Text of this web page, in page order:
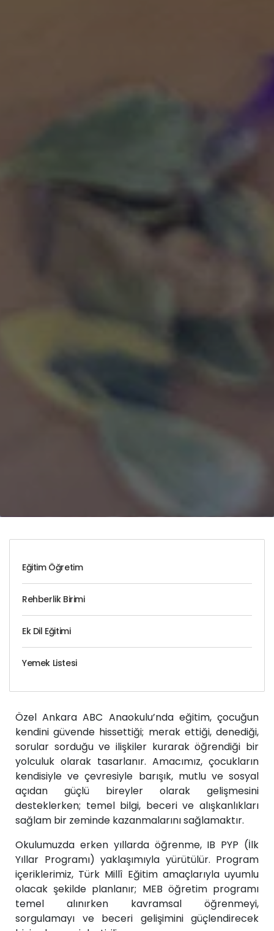
Eğitim Öğretim
Rehberlik Birimi
Ek Dil Eğitimi
Yemek Listesi
Özel Ankara ABC Anaokulu’nda eğitim, çocuğun
kendini güvende hissettiği; merak ettiği, denediği,
sorular sorduğu ve ilişkiler kurarak öğrendiği bir
yolculuk olarak tasarlanır. Amacımız, çocukların
kendisiyle ve çevresiyle barışık, mutlu ve sosyal
açıdan güçlü bireyler olarak gelişmesini
desteklerken; temel bilgi, beceri ve alışkanlıkları
sağlam bir zeminde kazanmalarını sağlamaktır.
Okulumuzda erken yıllarda öğrenme, IB PYP (İlk
Yıllar Programı) yaklaşımıyla yürütülür. Program
içeriklerimiz, Türk Millî Eğitim amaçlarıyla uyumlu
olacak şekilde planlanır; MEB öğretim programı
temel alınırken kavramsal öğrenmeyi,
sorgulamayı ve beceri gelişimini güçlendirecek